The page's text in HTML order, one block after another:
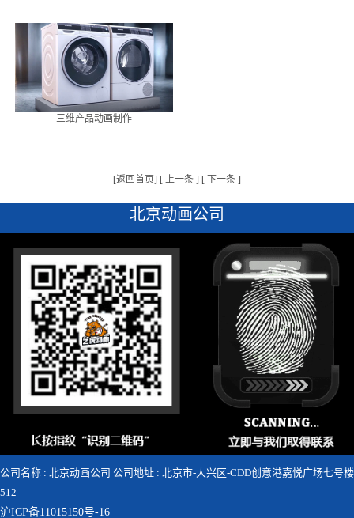
三维产品动画制作
[返回首页] [ 上一条 ] [ 下一条 ]
北京动画公司
公司名称 : 北京动画公司 公司地址 : 北京市-大兴区-CDD创意港嘉悦广场七号楼
512
沪ICP备11015150号-16